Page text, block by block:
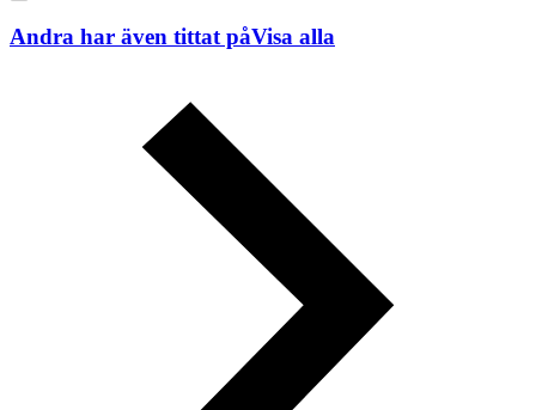
Andra har även tittat påVisa alla